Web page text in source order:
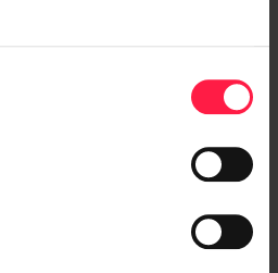
älykkään
ja